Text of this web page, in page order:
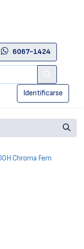
6067-1424
Identificarse
Chroma Fem